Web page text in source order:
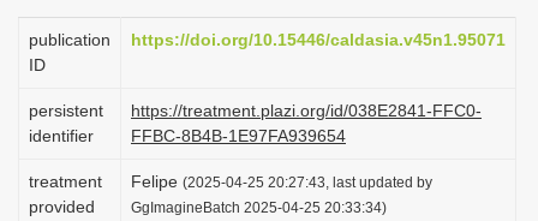
t
i
n
publication
ID
https://doi.org/10.15446/caldasia.v45n1.95071
persistent
identifier
https://treatment.plazi.org/id/038E2841-FFC0-
FFBC-8B4B-1E97FA939654
treatment
provided
Felipe (2025-04-25 20:27:43, last updated by
GgImagineBatch 2025-04-25 20:33:34)